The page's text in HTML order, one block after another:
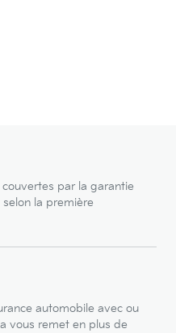
par la garantie
selon la première
automobile avec ou
vous remet en plus de